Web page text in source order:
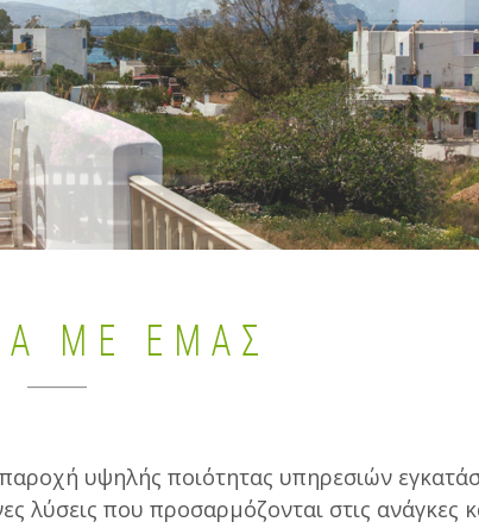
ΜΕ ΕΜΆΣ
υψηλής ποιότητας υπηρεσιών
λύσεις που προσαρμόζονται στις ανάγκες